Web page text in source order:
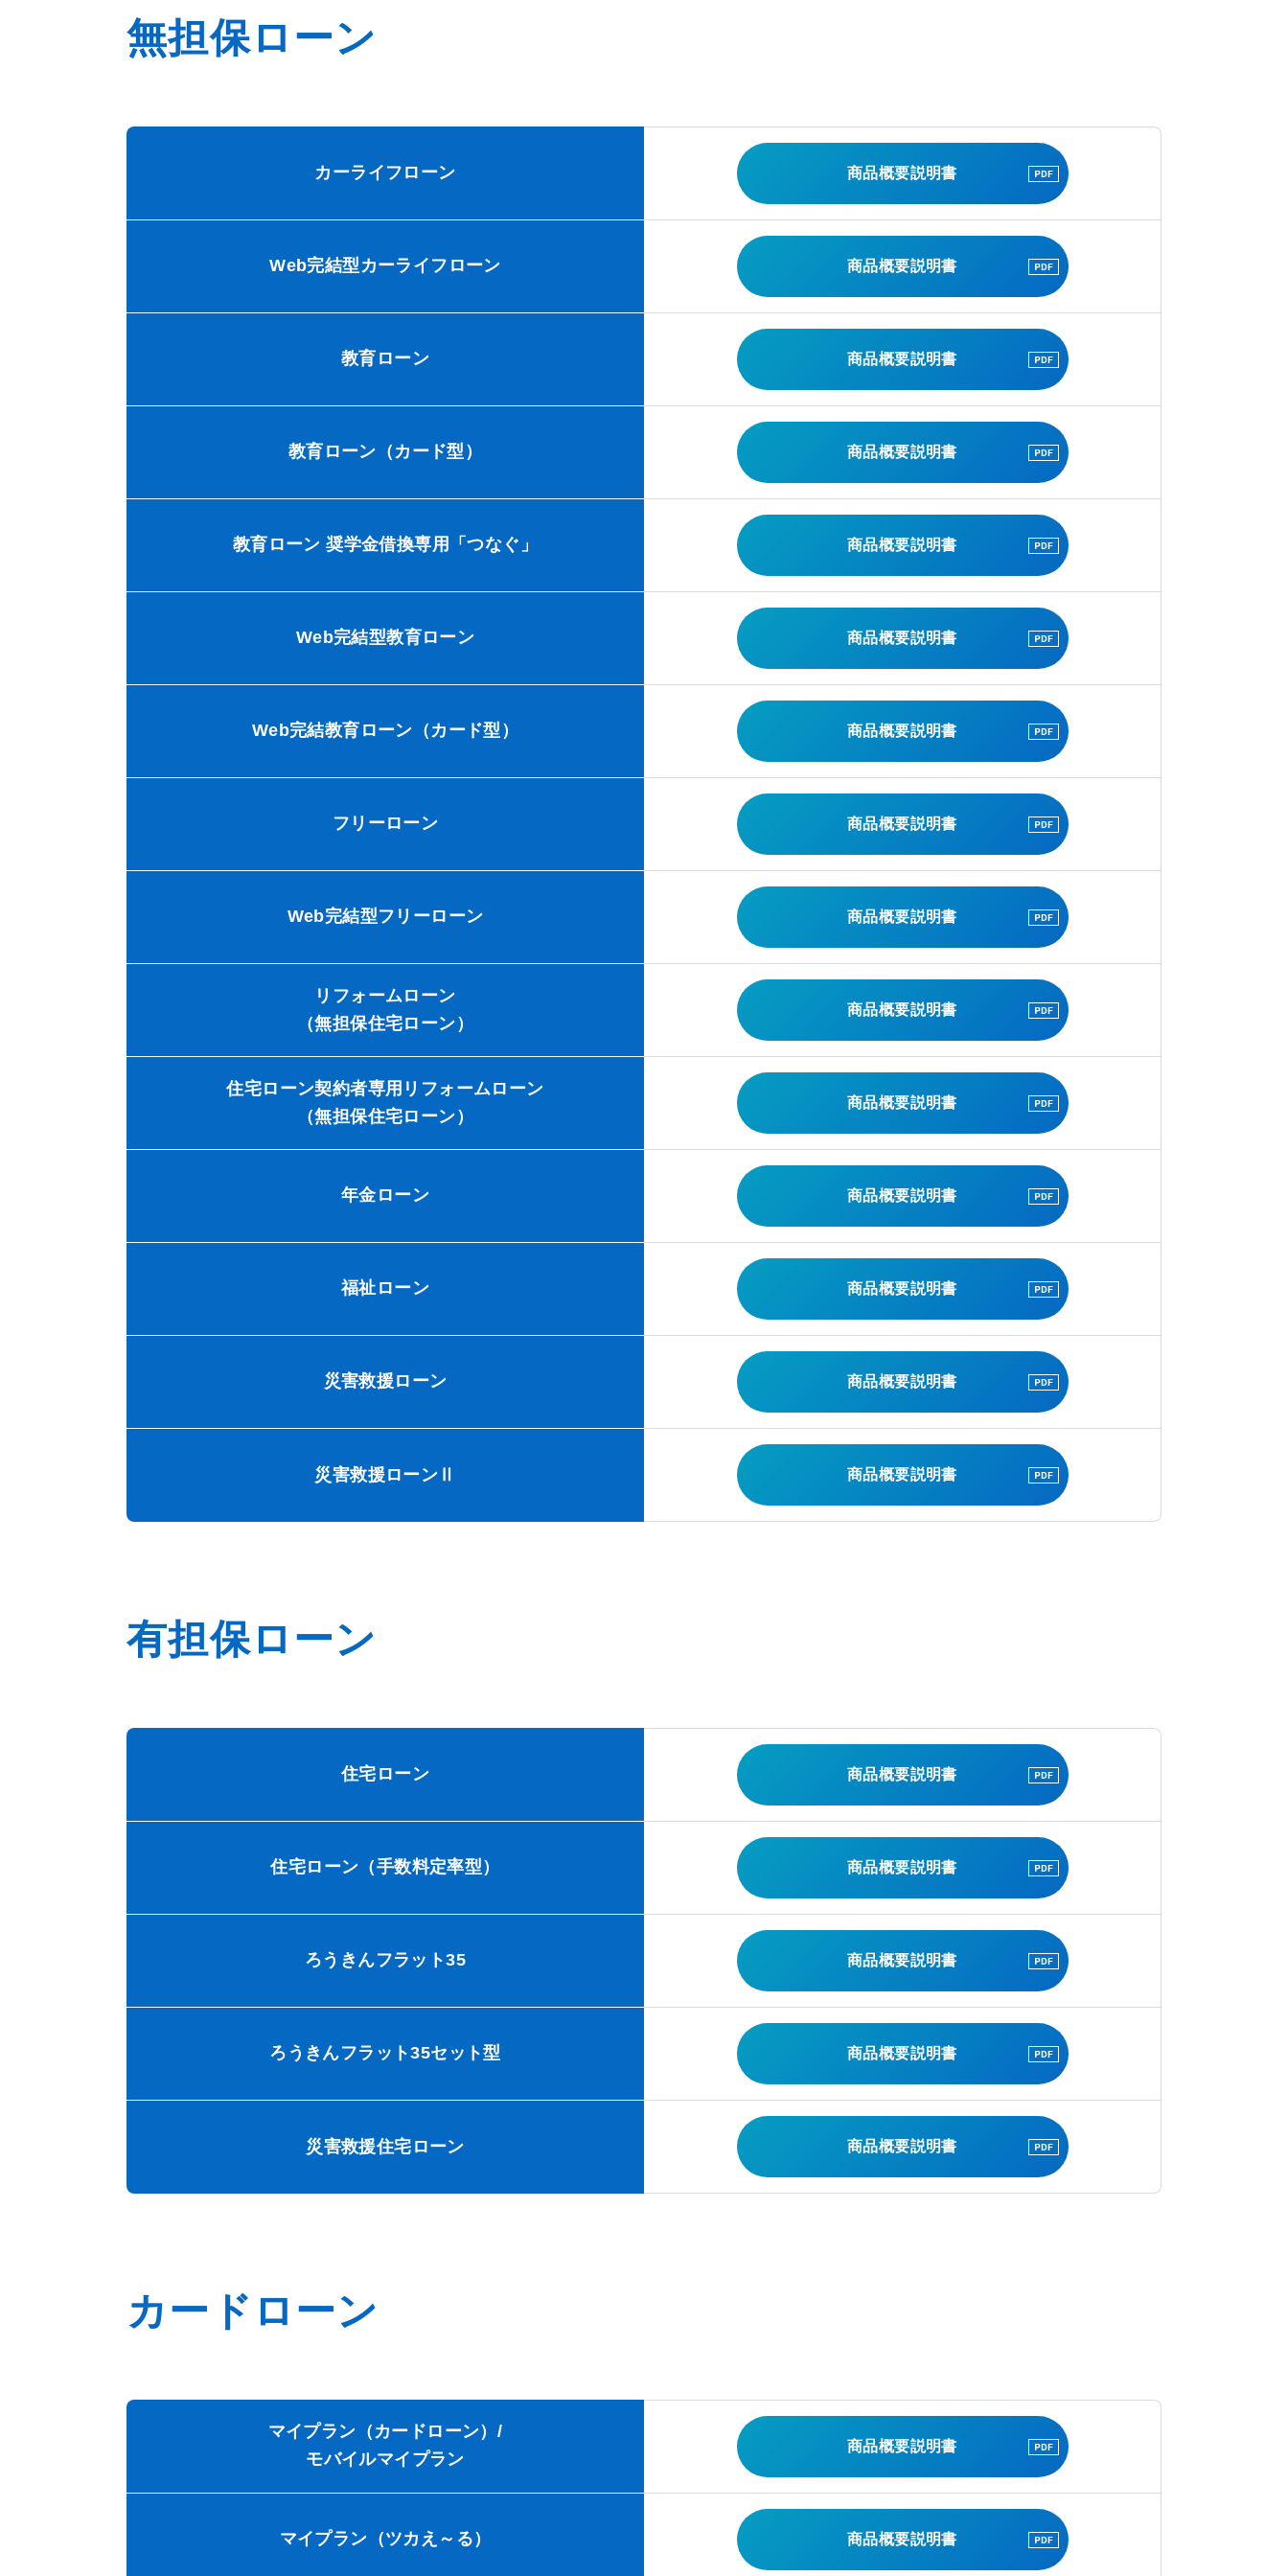
無担保ローン
カーライフローン 商品概要説明書
Web完結型カーライフローン 商品概要説明書
教育ローン 商品概要説明書
教育ローン（カード型） 商品概要説明書
教育ローン 奨学金借換専用「つなぐ」 商品概要説明書
Web完結型教育ローン 商品概要説明書
Web完結教育ローン（カード型） 商品概要説明書
フリーローン 商品概要説明書
Web完結型フリーローン 商品概要説明書
リフォームローン
（無担保住宅ローン）
商品概要説明書
住宅ローン契約者専用リフォームローン
（無担保住宅ローン）
商品概要説明書
年金ローン 商品概要説明書
福祉ローン 商品概要説明書
災害救援ローン 商品概要説明書
災害救援ローンⅡ 商品概要説明書
有担保ローン
住宅ローン 商品概要説明書
住宅ローン（手数料定率型） 商品概要説明書
ろうきんフラット35 商品概要説明書
ろうきんフラット35セット型 商品概要説明書
災害救援住宅ローン 商品概要説明書
カードローン
マイプラン（カードローン）/
モバイルマイプラン
商品概要説明書
マイプラン（ツカえ～る） 商品概要説明書